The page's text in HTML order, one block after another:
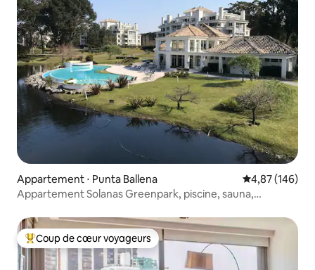
Appartement ⋅ Punta Ballena Évaluation
4,87 (146)
Appartement Solanas Greenpark, piscine, sauna,
Coups de cœur voyageurs les plus appréciés
Coup de cœur voyageurs